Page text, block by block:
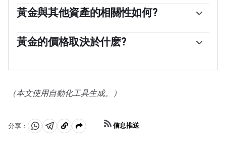
貨幣，各國央行傾向於使儲備多樣化，並購買黃金，以提
高人們對經濟和貨幣實力的看法。高黃金儲備可以成為一
各國央行在2022年增加了1136噸黃金儲備，價值約700億
黃金與其他資產的相關性如何?
產和避險資產。當美元貶值時，黃金往往會上漲，使投資
者和央行能夠在動蕩時期實現資產多元化。黃金與風險資
的市場的拋售往往有利於黃金。
黃金的價格取決於什麽?
或對深度衰退的擔憂可能會迅速推高黃金價格，因其避險
上漲，而較高的資金成本通常會拖累黃金。盡管如此，由
於資產以美元(XAU/USD)定價，大多數走勢取決於美元
可能推高金價。
（本文使用自動化工具生成。）
分享：
分 分 複
信息推送